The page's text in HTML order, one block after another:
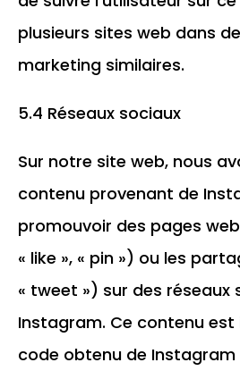
plusieurs sites web dans
marketing similaires.
5.4 Réseaux sociaux
Sur notre site web, nous
contenu provenant de
promouvoir des pages
« like », « pin ») ou les
« tweet ») sur des réseaux
Instagram. Ce contenu
code obtenu de